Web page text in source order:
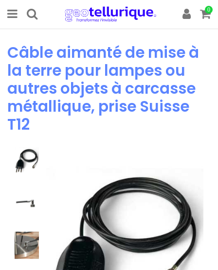
0
Câble aimanté de mise à
la terre pour lampes ou
autres objets à carcasse
métallique, prise Suisse
T12